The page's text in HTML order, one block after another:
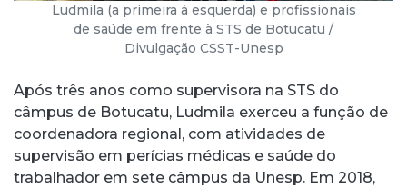
Ludmila (a primeira à esquerda) e profissionais
de saúde em frente à STS de Botucatu /
Divulgação CSST-Unesp
Após três anos como supervisora na STS do
câmpus de Botucatu, Ludmila exerceu a função de
coordenadora regional, com atividades de
supervisão em perícias médicas e saúde do
trabalhador em sete câmpus da Unesp. Em 2018,